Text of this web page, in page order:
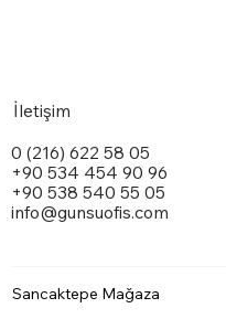
Doxa Toplantı Masası
Karina Kollu Sandalye
Quatrox Sandalye
İletişim
0 (216) 622 58 05
+90 534 454 90 96
+90 538 540 55 05
info@gunsuofis.com
Sancaktepe Mağaza